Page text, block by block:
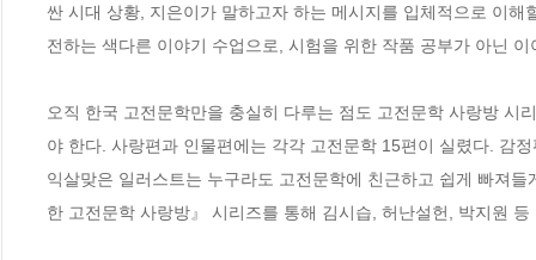
싼 시대 상황, 지은이가 말하고자 하는 메시지를 입체적으로 이
전하는 색다른 이야기 수업으로, 시험을 위한 작품 공부가 아닌
오직 한국 고전문학만을 충실히 다루는 점도 고전문학 사랑방
야 한다. 사랑편과 인물편에는 각각 고전문학 15편이 실렸다. 감
익살맞은 일러스트는 누구라도 고전문학에 친근하고 쉽게 빠져
한 고전문학 사랑방』 시리즈를 통해 김시습, 허난설헌, 박지원